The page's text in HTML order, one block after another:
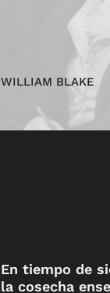
WILLIAM BLAKE
En tiempo de
la cosecha